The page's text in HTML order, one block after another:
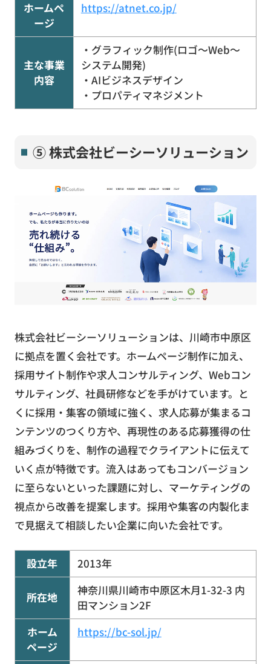
ホームペ
ージ
https://atnet.co.jp/
主な事業
内容
・グラフィック制作(ロゴ〜Web〜
システム開発)
・AIビジネスデザイン
・プロパティマネジメント
⑤ 株式会社ビーシーソリューション
株式会社ビーシーソリューションは、川崎市中原区
に拠点を置く会社です。ホームページ制作に加え、
採用サイト制作や求人コンサルティング、Webコン
サルティング、社員研修などを手がけています。と
くに採用・集客の領域に強く、求人応募が集まるコ
ンテンツのつくり方や、再現性のある応募獲得の仕
組みづくりを、制作の過程でクライアントに伝えて
いく点が特徴です。流入はあってもコンバージョン
に至らないといった課題に対し、マーケティングの
視点から改善を提案します。採用や集客の内製化ま
で見据えて相談したい企業に向いた会社です。
設立年 2013年
所在地
神奈川県川崎市中原区木月1-32-3 内
田マンション2F
ホーム
ページ
https://bc-sol.jp/